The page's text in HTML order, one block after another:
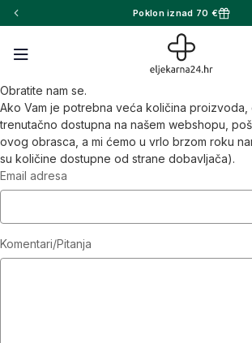
Poklon iznad 70 €
Obratite nam se.
Ako Vam je potrebna veća količina
trenutačno dostupna na našem webshopu,
ovog obrasca, a mi ćemo u vrlo brzom roku
su količine dostupne od strane dobavljača).
Email adresa
Komentari/Pitanja